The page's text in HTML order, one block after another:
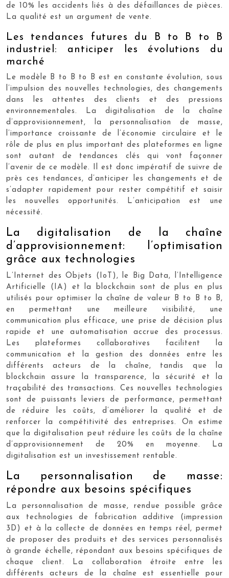
de 10% les accidents liés à des défaillances de pièces.
La qualité est un argument de vente.
Les tendances futures du B to B to B
industriel: anticiper les évolutions du
marché
Le modèle B to B to B est en constante évolution, sous
l’impulsion des nouvelles technologies, des changements
dans les attentes des clients et des pressions
environnementales. La digitalisation de la chaîne
d’approvisionnement, la personnalisation de masse,
l’importance croissante de l’économie circulaire et le
rôle de plus en plus important des plateformes en ligne
sont autant de tendances clés qui vont façonner
l’avenir de ce modèle. Il est donc impératif de suivre de
près ces tendances, d’anticiper les changements et de
s’adapter rapidement pour rester compétitif et saisir
les nouvelles opportunités. L’anticipation est une
nécessité.
La digitalisation de la chaîne
d’approvisionnement: l’optimisation
grâce aux technologies
L’Internet des Objets (IoT), le Big Data, l’Intelligence
Artificielle (IA) et la blockchain sont de plus en plus
utilisés pour optimiser la chaîne de valeur B to B to B,
en permettant une meilleure visibilité, une
communication plus efficace, une prise de décision plus
rapide et une automatisation accrue des processus.
Les plateformes collaboratives facilitent la
communication et la gestion des données entre les
différents acteurs de la chaîne, tandis que la
blockchain assure la transparence, la sécurité et la
traçabilité des transactions. Ces nouvelles technologies
sont de puissants leviers de performance, permettant
de réduire les coûts, d’améliorer la qualité et de
renforcer la compétitivité des entreprises. On estime
que la digitalisation peut réduire les coûts de la chaîne
d’approvisionnement de 20% en moyenne. La
digitalisation est un investissement rentable.
La personnalisation de masse:
répondre aux besoins spécifiques
La personnalisation de masse, rendue possible grâce
aux technologies de fabrication additive (impression
3D) et à la collecte de données en temps réel, permet
de proposer des produits et des services personnalisés
à grande échelle, répondant aux besoins spécifiques de
chaque client. La collaboration étroite entre les
différents acteurs de la chaîne est essentielle pour